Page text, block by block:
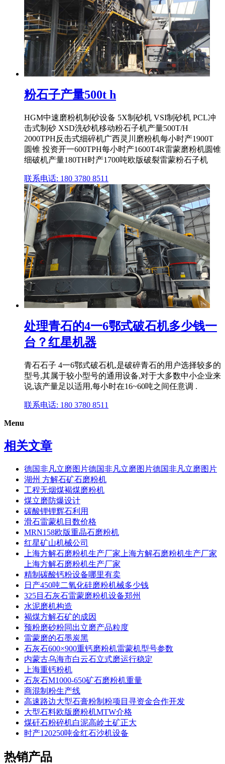
粉石子产量500t h
HGM中速磨粉机制砂设备 5X制砂机 VSI制砂机 PCL冲
击式制砂 XSD洗砂机移动粉石子机产量500T/H
2000TPH反击式细碎机广西灵川磨粉机每小时产1900T
圆锥 投资开一600TPH每小时产1600T4R雷蒙磨粉机圆锥
细破机产量180TH时产1700吨欧版破裂雷蒙粉石子机
联系电话: 180 3780 8511
处理青石的4一6鄂式破石机多少钱一
台？红星机器
青石石子 4一6鄂式破石机,是破碎青石的用户选择较多的
型号,其属于较小型号的通用设备,对于大多数中小企业来
说,该产量足以适用,每小时在16~60吨之间任意调 .
联系电话: 180 3780 8511
Menu
相关文章
德国非凡立磨图片德国非凡立磨图片德国非凡立磨图片
湖州 方解石矿石磨粉机
工程无烟煤褐煤磨粉机
煤立磨防爆设计
碳酸锂锂辉石利用
滑石雷蒙机目数价格
MRN158欧版重晶石磨粉机
红星矿山机械公司
上海方解石磨粉机生产厂家上海方解石磨粉机生产厂家
上海方解石磨粉机生产厂家
精制碳酸钙粉设备哪里有卖
日产450吨二氧化硅磨粉机械多少钱
325目石灰石雷蒙磨粉机设备郑州
水泥磨机构造
褐煤方解石矿的成因
预粉磨砂粉同出立磨产品粒度
雷蒙磨的石墨炭黑
石灰石600×900重钙磨粉机雷蒙机型号参数
内蒙古乌海市白云石立式磨运行稳定
上海重钙粉机
石灰石M1000-650矿石磨粉机重量
商混制粉生产线
高速路边大型石膏粉制粉项目寻资金合作开发
大型石料欧版磨粉机MTW介格
煤矸石粉碎机白泥高岭土矿正大
时产120250吨金红石沙机设备
热销产品